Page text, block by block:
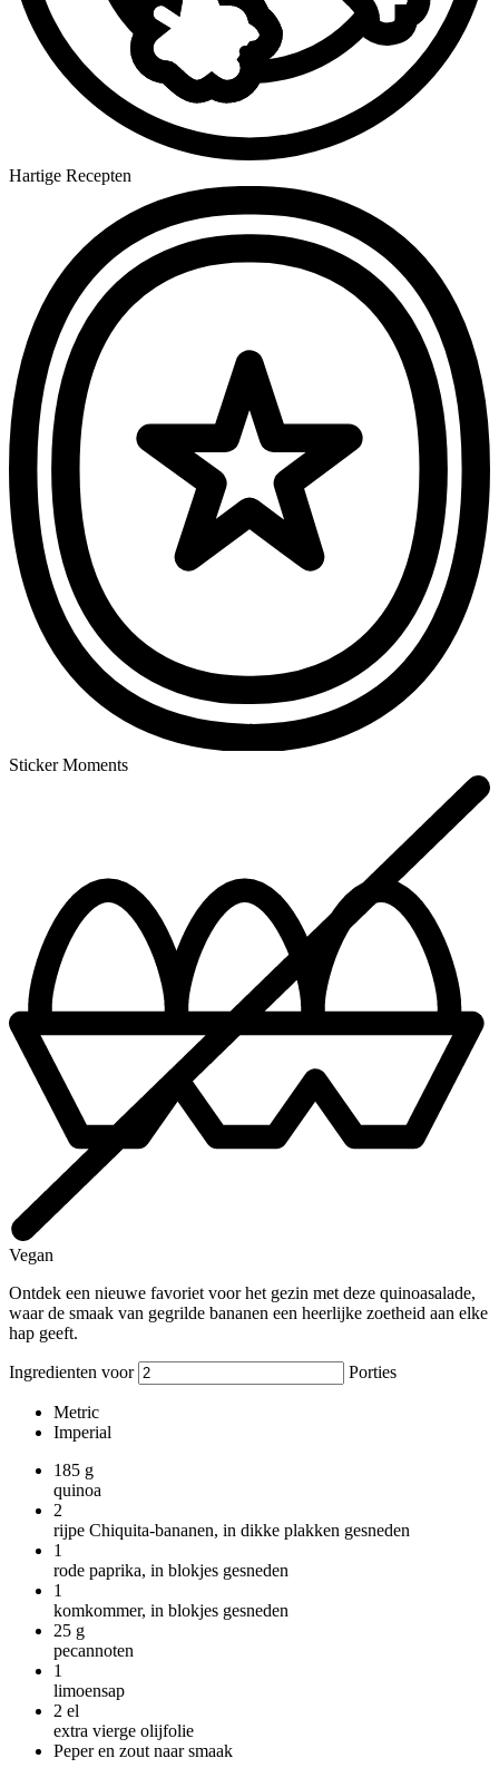
Hartige Recepten
Sticker Moments
Vegan
Ontdek een nieuwe favoriet voor het gezin met deze quinoasalade,
waar de smaak van gegrilde bananen een heerlijke zoetheid aan elke
hap geeft.
Ingredienten voor Porties
Metric
Imperial
185 g
quinoa
2
rijpe Chiquita-bananen, in dikke plakken gesneden
1
rode paprika, in blokjes gesneden
1
komkommer, in blokjes gesneden
25 g
pecannoten
1
limoensap
2 el
extra vierge olijfolie
Peper en zout naar smaak